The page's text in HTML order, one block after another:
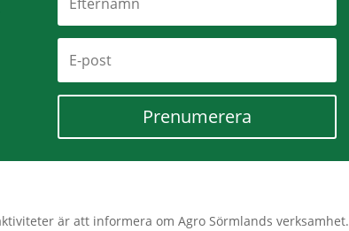
Prenumerera
är att informera om Agro Sörmlands verksamhet.